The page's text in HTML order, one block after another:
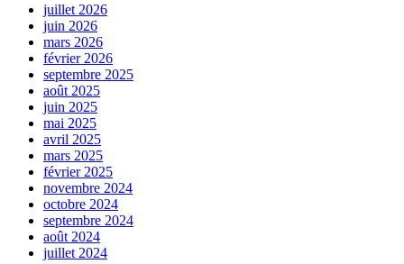
juillet 2026
juin 2026
mars 2026
février 2026
septembre 2025
août 2025
juin 2025
mai 2025
avril 2025
mars 2025
février 2025
novembre 2024
octobre 2024
septembre 2024
août 2024
juillet 2024